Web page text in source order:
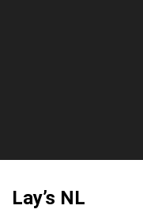
Lay’s NL